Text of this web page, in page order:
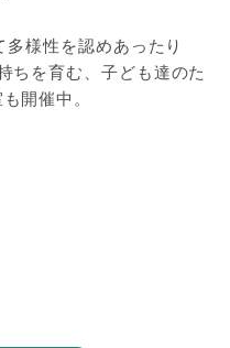
様性を認めあったり
ちを育む、子ども達のた
開催中。